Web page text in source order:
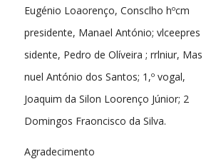
Eugénio Loaorenço, Consclho hºcm
presidente, Manael António; vlceepres
sidente, Pedro de Olíveira ; rrlniur, Mas
nuel António dos Santos; 1,º vogal,
Joaquim da Silon Loorenço Júnior; 2
Domingos Fraoncisco da Silva.
Agradecimento